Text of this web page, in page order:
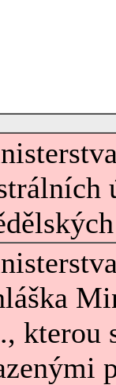
kterou